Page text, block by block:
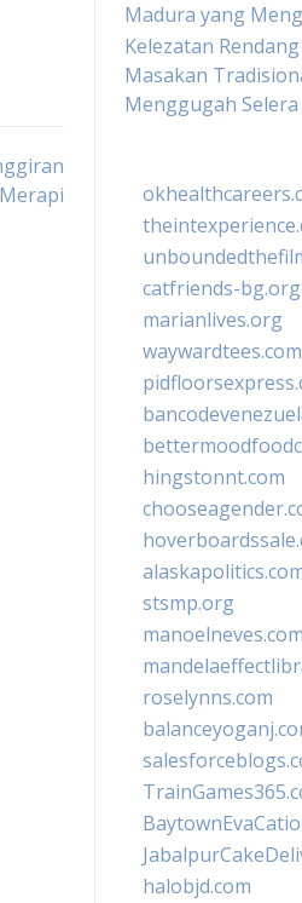
Madura yang
Kelezatan
Masakan
Menggugah Selera
catfriends-bg.org
marianlives.org
waywardtees.com
hingstonnt.com
stsmp.org
manoelneves.com
roselynns.com
halobjd.com